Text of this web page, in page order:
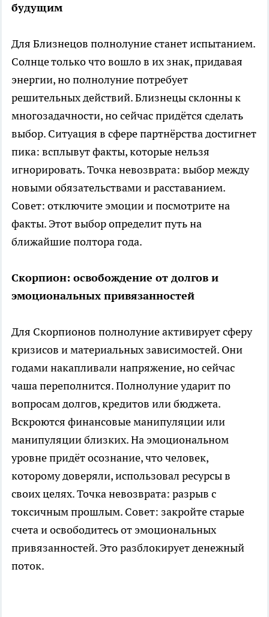
будущим
Для Близнецов полнолуние станет испытанием.
Солнце только что вошло в их знак, придавая
энергии, но полнолуние потребует
решительных действий. Близнецы склонны к
многозадачности, но сейчас придётся сделать
выбор. Ситуация в сфере партнёрства достигнет
пика: всплывут факты, которые нельзя
игнорировать. Точка невозврата: выбор между
новыми обязательствами и расставанием.
Совет: отключите эмоции и посмотрите на
факты. Этот выбор определит путь на
ближайшие полтора года.
Скорпион: освобождение от долгов и
эмоциональных привязанностей
Для Скорпионов полнолуние активирует сферу
кризисов и материальных зависимостей. Они
годами накапливали напряжение, но сейчас
чаша переполнится. Полнолуние ударит по
вопросам долгов, кредитов или бюджета.
Вскроются финансовые манипуляции или
манипуляции близких. На эмоциональном
уровне придёт осознание, что человек,
которому доверяли, использовал ресурсы в
своих целях. Точка невозврата: разрыв с
токсичным прошлым. Совет: закройте старые
счета и освободитесь от эмоциональных
привязанностей. Это разблокирует денежный
поток.